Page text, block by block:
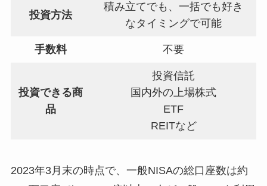
投資方法
積み立てでも、一括でも好き
なタイミングで可能
手数料 不要
投資できる商
品
投資信託
国内外の上場株式
ETF
REITなど
2023年3月末の時点で、一般NISAの総口座数は約